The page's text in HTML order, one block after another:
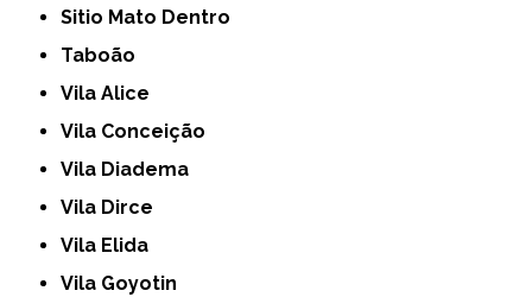
Sitio Mato Dentro
Taboão
Vila Alice
Vila Conceição
Vila Diadema
Vila Dirce
Vila Elida
Vila Goyotin